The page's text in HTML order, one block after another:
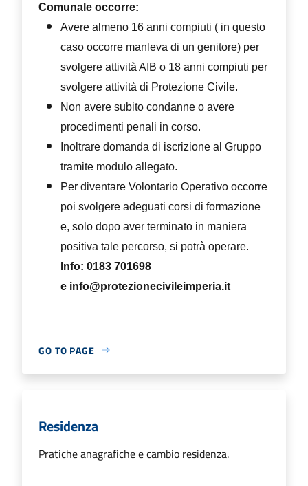
Comunale occorre:
Avere almeno 16 anni compiuti ( in questo
caso occorre manleva di un genitore) per
svolgere attività AIB o 18 anni compiuti per
svolgere attività di Protezione Civile.
Non avere subito condanne o avere
procedimenti penali in corso.
Inoltrare domanda di iscrizione al Gruppo
tramite modulo allegato.
Per diventare Volontario Operativo occorre
poi svolgere adeguati corsi di formazione
e, solo dopo aver terminato in maniera
positiva tale percorso, si potrà operare.
Info: 0183 701698
e info@protezionecivileimperia.it
GO TO PAGE
Residenza
Pratiche anagrafiche e cambio residenza.